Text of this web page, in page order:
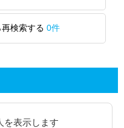
検索する 0件
を表示します